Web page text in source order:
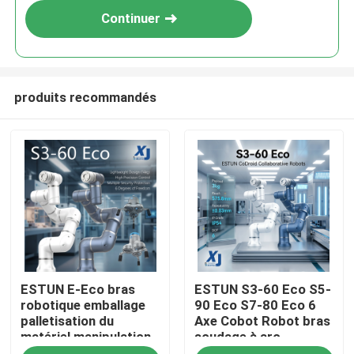
À la maison
Produits
Vidéos
Continuer
produits recommandés
ESTUN E-Eco bras
robotique emballage
palletisation du
matériel manipulation
ESTUN S3-60 Eco S5-
90 Eco S7-80 Eco 6
Axe Cobot Robot bras
soudage à arc